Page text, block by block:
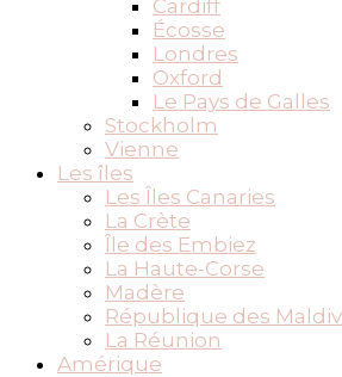
Cardiff
Écosse
Londres
Oxford
Le Pays de Galles
Stockholm
Vienne
Les îles
Les Îles Canaries
La Crète
Île des Embiez
La Haute-Corse
Madère
République des
La Réunion
Amérique